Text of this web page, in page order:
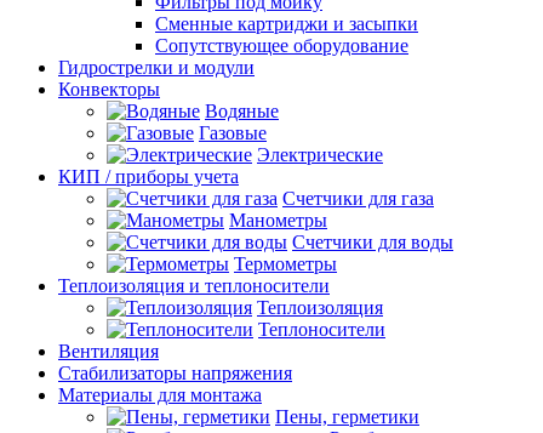
Сменные картриджи и засыпки
Сопутствующее оборудование
Гидрострелки и модули
Конвекторы
Водяные
Газовые
Электрические
КИП / приборы учета
Счетчики для газа
Манометры
Счетчики для воды
Термометры
Теплоизоляция и теплоносители
Теплоизоляция
Теплоносители
Вентиляция
Стабилизаторы напряжения
Материалы для монтажа
Пены, герметики